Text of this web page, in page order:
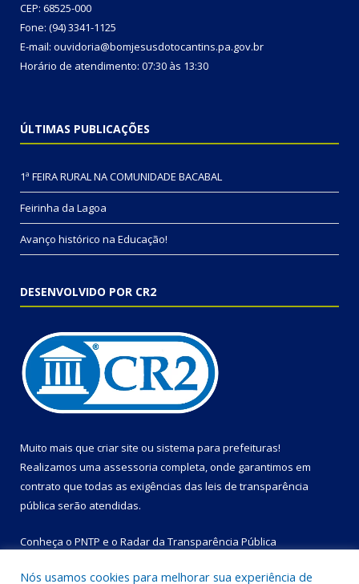
CEP: 68525-000
Fone: (94) 3341-1125
E-mail: ouvidoria@bomjesusdotocantins.pa.gov.br
Horário de atendimento: 07:30 às 13:30
ÚLTIMAS PUBLICAÇÕES
1ª FEIRA RURAL NA COMUNIDADE BACABAL
Feirinha da Lagoa
Avanço histórico na Educação!
DESENVOLVIDO POR CR2
Muito mais que criar site ou sistema para prefeituras!
Realizamos uma assessoria completa, onde garantimos em
contrato que todas as exigências das leis de transparência
pública serão atendidas.
Conheça o PNTP e o Radar da Transparência Pública
Nós usamos cookies para melhorar sua experiência de